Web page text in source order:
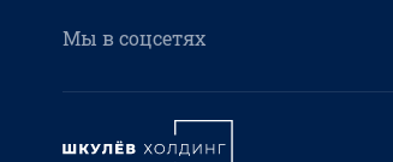
Мы в соцсетях